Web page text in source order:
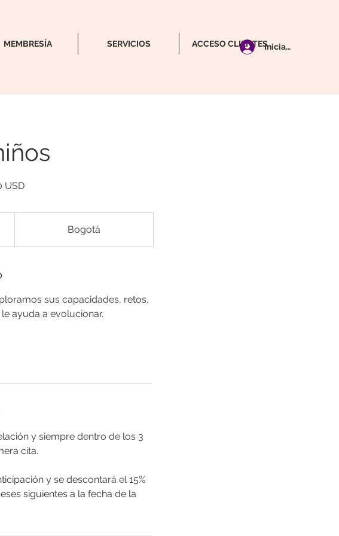
MEMBRESÍA SERVICIOS ACCESO CLIENTESIniciar Sesión
USD
Bogotá
sus capacidades, retos,
ayuda a evolucionar.
y siempre dentro de los 3
cita.
y se descontará el 15%
siguientes a la fecha de la